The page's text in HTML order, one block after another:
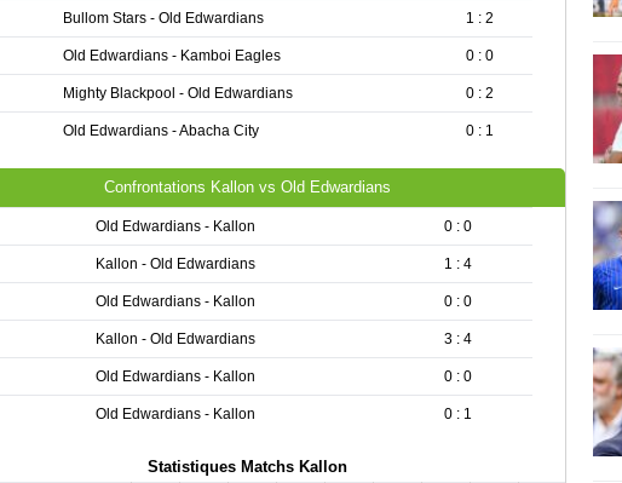
Bullom Stars - Old Edwardians 1 : 2
Old Edwardians - Kamboi Eagles 0 : 0
Mighty Blackpool - Old Edwardians 0 : 2
Old Edwardians - Abacha City 0 : 1
Confrontations Kallon vs Old Edwardians
Old Edwardians - Kallon 0 : 0
Kallon - Old Edwardians 1 : 4
Old Edwardians - Kallon 0 : 0
Kallon - Old Edwardians 3 : 4
Old Edwardians - Kallon 0 : 0
Old Edwardians - Kallon 0 : 1
Statistiques Matchs Kallon